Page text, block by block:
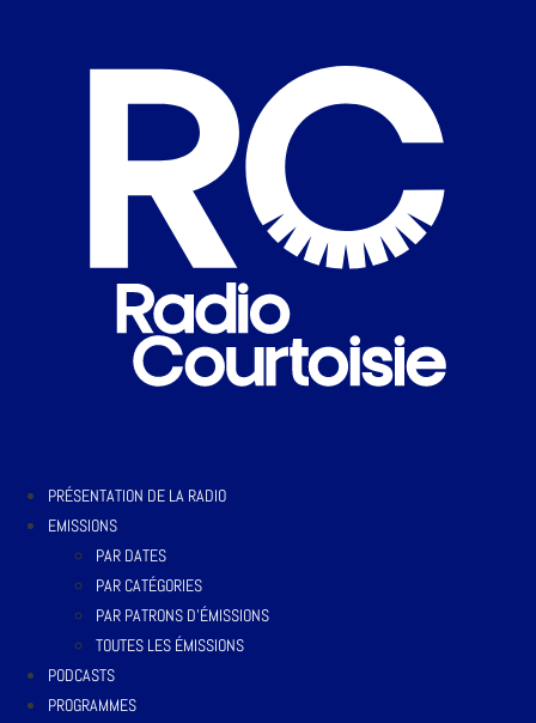
PRÉSENTATION DE LA RADIO
EMISSIONS
PAR DATES
PAR CATÉGORIES
PAR PATRONS D’ÉMISSIONS
TOUTES LES ÉMISSIONS
PODCASTS
PROGRAMMES